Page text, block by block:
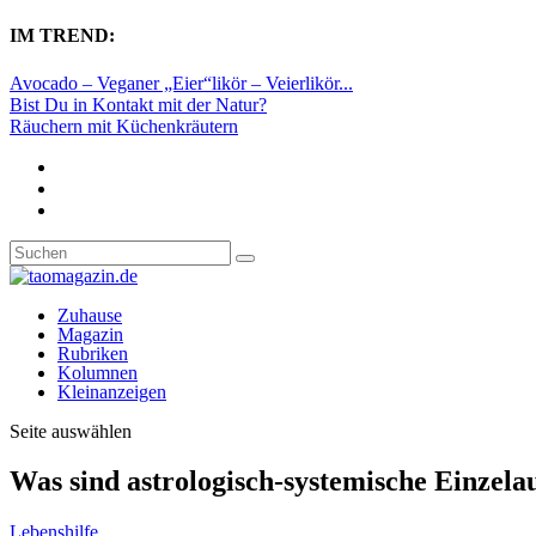
IM TREND:
Avocado – Veganer „Eier“likör – Veierlikör...
Bist Du in Kontakt mit der Natur?
Räuchern mit Küchenkräutern
Zuhause
Magazin
Rubriken
Kolumnen
Kleinanzeigen
Seite auswählen
Was sind astrologisch-systemische